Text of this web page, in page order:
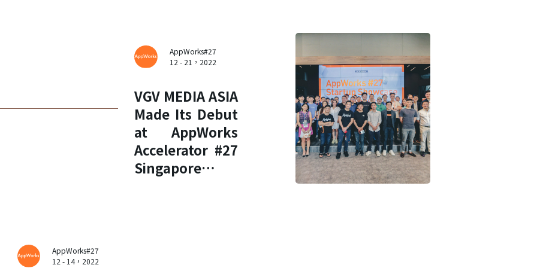
AppWorks#27
12 - 21，2022
VGV MEDIA ASIA
Made Its Debut
at AppWorks
Accelerator #27
Singapore
AppWorks#27
12 - 14，2022